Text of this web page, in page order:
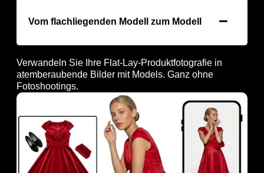
Vom flachliegenden Modell zum Modell
Verwandeln Sie Ihre Flat-Lay-Produktfotografie in
atemberaubende Bilder mit Models. Ganz ohne
Fotoshootings.